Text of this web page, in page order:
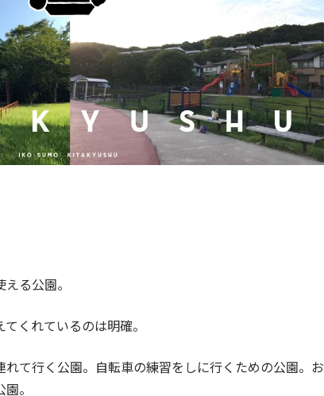
る公園。
くれているのは明確。
て行く公園。自転車の練習をしに行くための公園。お
。